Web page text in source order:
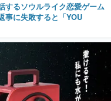
するソウルライク恋愛ゲーム
事に失敗すると「YOU